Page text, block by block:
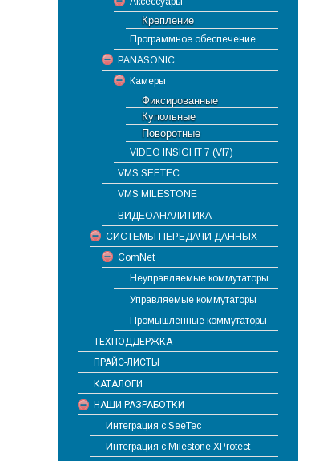
Крепление
Программное обеспечение
PANASONIC
Камеры
Фиксированные
Купольные
Поворотные
VIDEO INSIGHT 7 (VI7)
VMS SEETEC
VMS MILESTONE
ВИДЕОАНАЛИТИКА
СИСТЕМЫ ПЕРЕДАЧИ ДАННЫХ
ComNet
Неуправляемые коммутаторы
Управляемые коммутаторы
Промышленные коммутаторы
ТЕХПОДДЕРЖКА
ПРАЙС-ЛИСТЫ
КАТАЛОГИ
НАШИ РАЗРАБОТКИ
Интеграция с SeeTec
Интеграция с Milestone XProtect